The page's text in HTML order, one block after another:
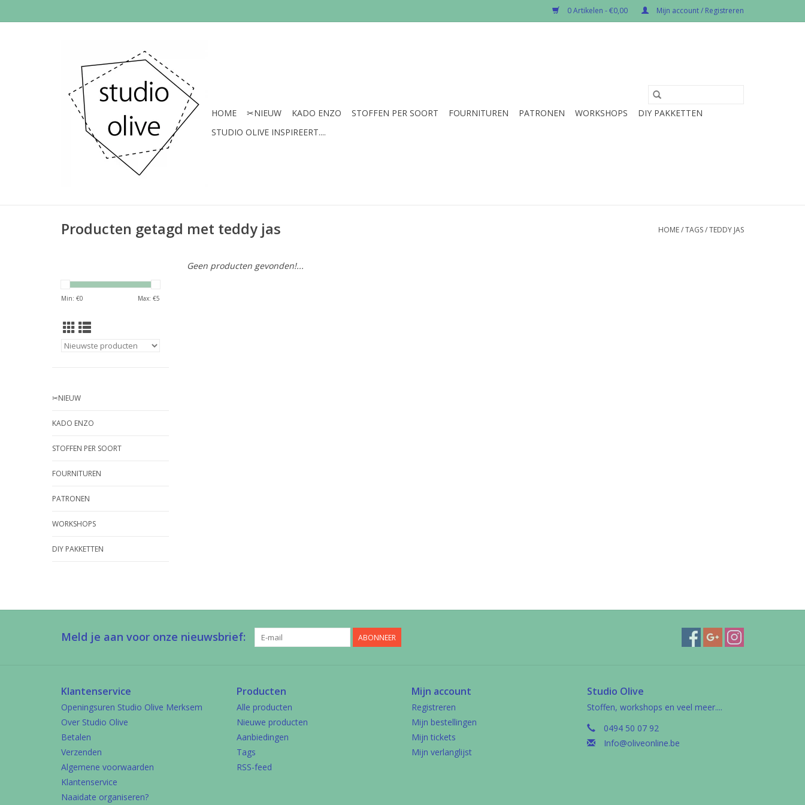
0 Artikelen - €0,00 Mijn account / Registreren
HOME ✂︎NIEUW KADO ENZO STOFFEN PER SOORT FOURNITUREN PATRONEN WORKSHOPS
DIY PAKKETTEN
STUDIO OLIVE INSPIREERT....
Producten getagd met teddy jas HOME/TAGS/TEDDY JAS
Min: €0 Max: €5
✂︎NIEUW
KADO ENZO
STOFFEN PER SOORT
FOURNITUREN
PATRONEN
WORKSHOPS
DIY PAKKETTEN
Geen producten gevonden!...
Meld je aan voor onze nieuwsbrief: ABONNEER
Klantenservice
Openingsuren Studio Olive Merksem
Over Studio Olive
Betalen
Verzenden
Algemene voorwaarden
Klantenservice
Naaidate organiseren?
Producten
Alle producten
Nieuwe producten
Aanbiedingen
Tags
RSS-feed
Mijn account
Registreren
Mijn bestellingen
Mijn tickets
Mijn verlanglijst
Studio Olive
Stoffen, workshops en veel meer....
0494 50 07 92
Info@oliveonline.be